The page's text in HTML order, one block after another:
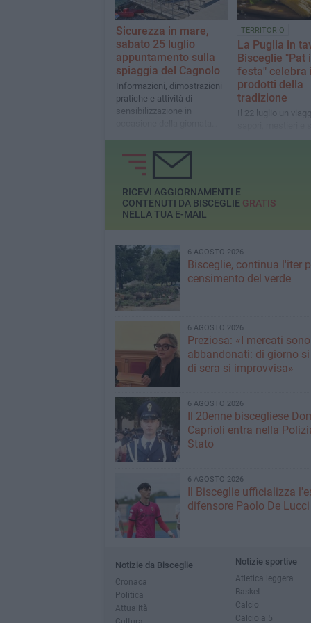
Sicurezza in mare,
sabato 25 luglio
appuntamento sulla
spiaggia del Cagnolo
Informazioni, dimostrazioni
pratiche e attività di
sensibilizzazione in
dell'annegamento
TERRITORIO
La Puglia in
Bisceglie "Pat
festa" celebra
prodotti della
tradizione
Il 22 luglio un
locali con
RICEVI AGGIORNAMENTI E
CONTENUTI DA BISCEGLIE GRATIS
NELLA TUA E-MAIL
6 AGOSTO 2026
Bisceglie, continua l'iter
censimento del verde
6 AGOSTO 2026
Preziosa: «I mercati sono
abbandonati: di giorno si
di sera si improvvisa»
6 AGOSTO 2026
Il 20enne biscegliese
Caprioli entra nella
Stato
6 AGOSTO 2026
Il Bisceglie ufficializza
difensore Paolo De Lucci
Notizie da Bisceglie
Cronaca
Politica
Attualità
Notizie sportive
Atletica leggera
Basket
Calcio
Calcio a 5